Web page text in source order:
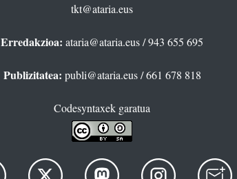
tkt@ataria.eus
Erredakzioa: ataria@ataria.eus/ 943 655 695
Publizitatea: publi@ataria.eus/ 661 678 818
Codesyntaxek garatua